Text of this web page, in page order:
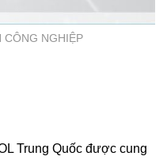
CÔNG NGHIỆP
Trung Quốc được cung